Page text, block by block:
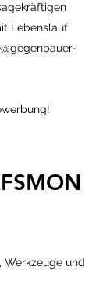
Lebenslauf
Werkzeuge und